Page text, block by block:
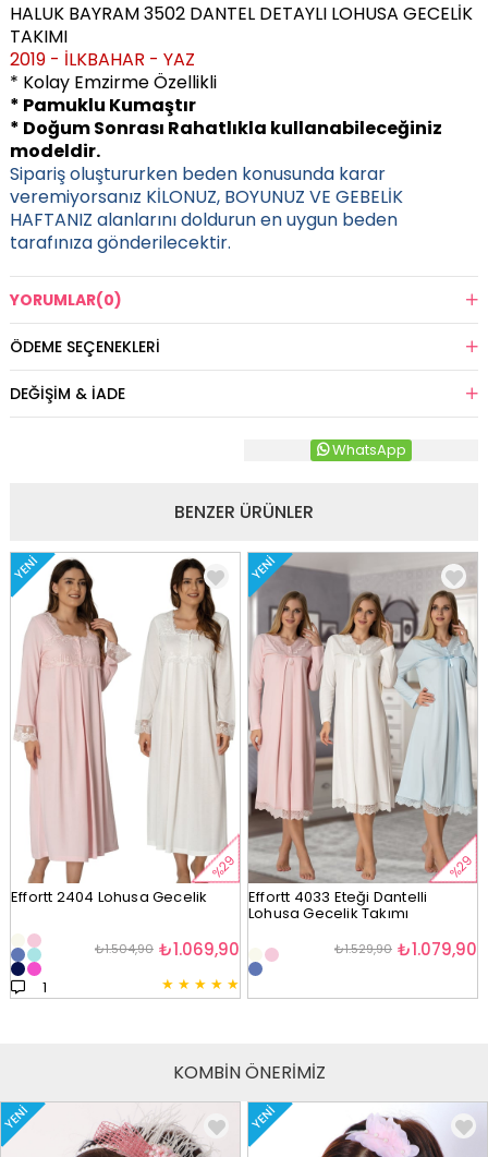
HALUK BAYRAM 3502 DANTEL DETAYLI LOHUSA GECELİK
TAKIMI
2019 - İLKBAHAR - YAZ
* Kolay Emzirme Özellikli
* Pamuklu Kumaştır
* Doğum Sonrası Rahatlıkla kullanabileceğiniz
modeldir.
Sipariş oluştururken beden konusunda karar
veremiyorsanız KİLONUZ, BOYUNUZ VE GEBELİK
HAFTANIZ alanlarını doldurun en uygun beden
tarafınıza gönderilecektir.
YORUMLAR(0)
ÖDEME SEÇENEKLERI
DEĞIŞIM & İADE
WhatsApp
BENZER ÜRÜNLER
YENI
%29
Effortt 2404 Lohusa Gecelik
★ ★ ★ ★ ★
1
₺1.069,90
₺1.504,90
YENI
%29
Effortt 4033 Eteği Dantelli
Lohusa Gecelik Takımı
₺1.079,90
₺1.529,90
KOMBİN ÖNERİMİZ
YENI YENI